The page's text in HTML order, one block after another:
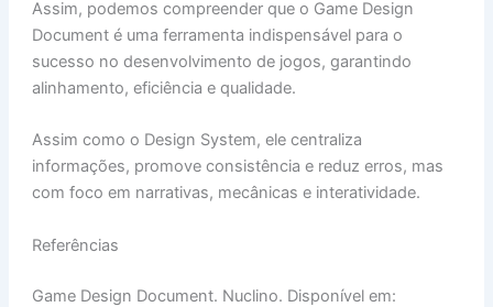
Assim, podemos compreender que o Game Design
Document é uma ferramenta indispensável para o
sucesso no desenvolvimento de jogos, garantindo
alinhamento, eficiência e qualidade.
Assim como o Design System, ele centraliza
informações, promove consistência e reduz erros, mas
com foco em narrativas, mecânicas e interatividade.
Referências
Game Design Document. Nuclino. Disponível em: